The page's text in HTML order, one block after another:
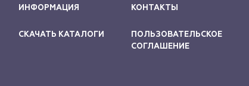
ИНФОРМАЦИЯ
СКАЧАТЬ КАТАЛОГИ
КОНТАКТЫ
ПОЛЬЗОВАТЕЛЬСКОЕ
СОГЛАШЕНИЕ